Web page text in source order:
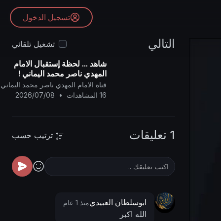
تسجيل الدخول
التالي
تشغيل تلقائي
شاهد ... لحظة إستقبال الامام
المهدي ناصر محمد اليماني !
قناة الامام المهدي ناصر محمد اليماني
16 المشاهدات
•
2026/07/08
1 تعليقات ترتيب حسب
ابوسلطان العبيديمنذ 1 عام
الله اكبر